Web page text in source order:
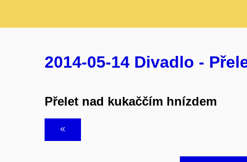
2014-05-14 Divadlo -
Přelet nad kukaččím hnízdem